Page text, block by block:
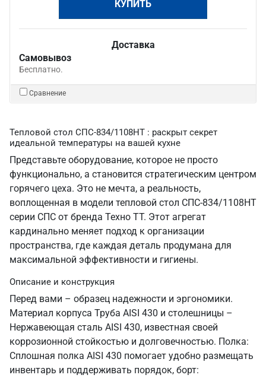
КУПИТЬ
Доставка
Самовывоз
Бесплатно.
Сравнение
Тепловой стол СПС-834/1108НТ : раскрыт секрет
идеальной температуры на вашей кухне
Представьте оборудование, которое не просто
функционально, а становится стратегическим центром
горячего цеха. Это не мечта, а реальность,
воплощенная в модели тепловой стол СПС-834/1108НТ
серии СПС от бренда Техно ТТ. Этот агрегат
кардинально меняет подход к организации
пространства, где каждая деталь продумана для
максимальной эффективности и гигиены.
Описание и конструкция
Перед вами – образец надежности и эргономики.
Материал корпуса Труба AISI 430 и столешницы –
Нержавеющая сталь AISI 430, известная своей
коррозионной стойкостью и долговечностью. Полка:
Сплошная полка AISI 430 помогает удобно размещать
инвентарь и поддерживать порядок, борт: